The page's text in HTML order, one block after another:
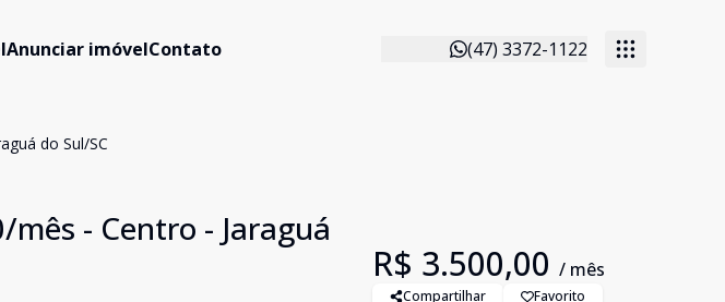
Anunciar imóvelContato (47) 3372-1122
do Sul/SC
- Centro - Jaraguá
R$ 3.500,00 / mês
Compartilhar Favorito